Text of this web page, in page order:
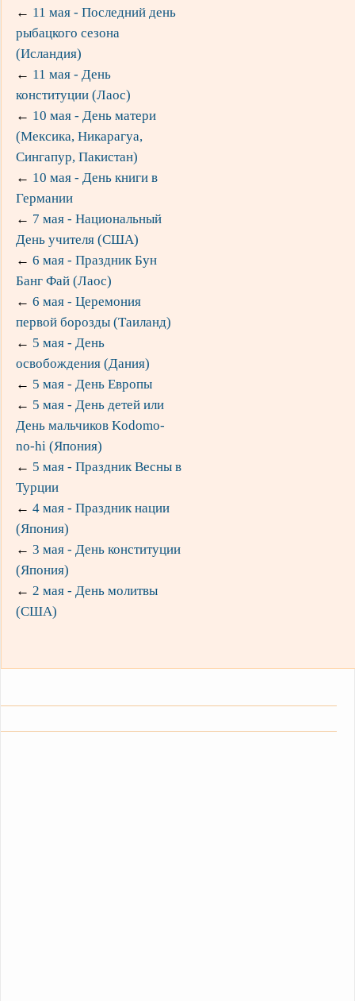
← 11 мая - Последний день
рыбацкого сезона
(Исландия)
← 11 мая - День
конституции (Лаос)
← 10 мая - День матери
(Мексика, Никарагуа,
Сингапур, Пакистан)
← 10 мая - День книги в
Германии
← 7 мая - Национальный
День учителя (США)
← 6 мая - Праздник Бун
Банг Фай (Лаос)
← 6 мая - Церемония
первой борозды (Таиланд)
← 5 мая - День
освобождения (Дания)
← 5 мая - День Европы
← 5 мая - День детей или
День мальчиков Kodomo-
no-hi (Япония)
← 5 мая - Праздник Весны в
Турции
← 4 мая - Праздник нации
(Япония)
← 3 мая - День конституции
(Япония)
← 2 мая - День молитвы
(США)